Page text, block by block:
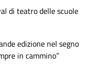
di teatro delle scuole
edizione nel segno
in cammino”